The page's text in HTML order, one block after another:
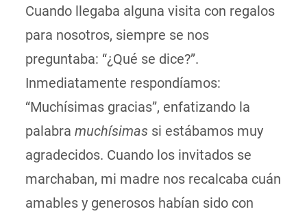
Cuando llegaba alguna visita con regalos
para nosotros, siempre se nos
preguntaba: “¿Qué se dice?”.
Inmediatamente respondíamos:
“Muchísimas gracias”, enfatizando la
palabra muchísimas si estábamos muy
agradecidos. Cuando los invitados se
marchaban, mi madre nos recalcaba cuán
amables y generosos habían sido con